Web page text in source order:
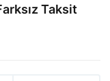
Taksit